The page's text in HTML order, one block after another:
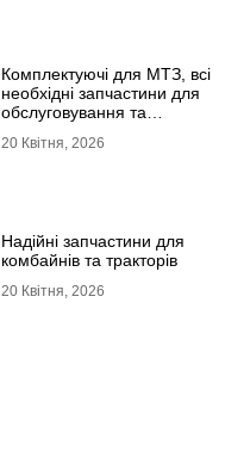
Комплектуючі для МТЗ, всі
необхідні запчастини для
обслуговування та
20 Квітня, 2026
Надійні запчастини для
комбайнів та тракторів
20 Квітня, 2026